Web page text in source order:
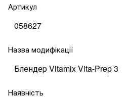
Артикул
058627
Назва модифікації
Блендер Vitamix Vita-Prep 3
Наявність